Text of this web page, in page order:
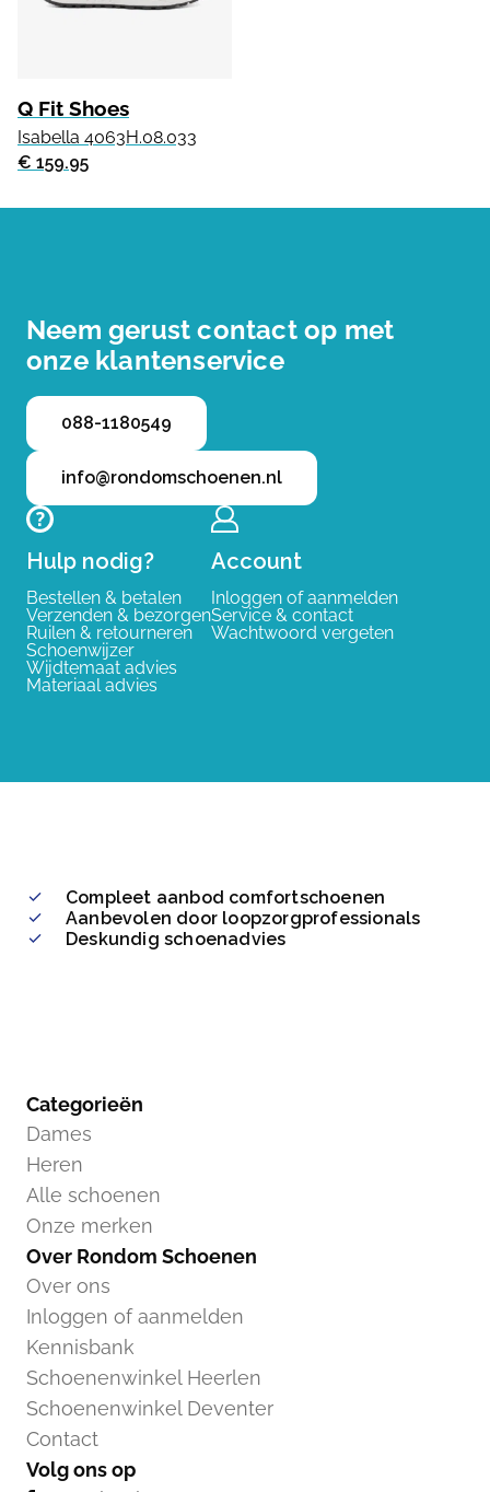
Q Fit Shoes
Isabella 4063H.08.033
€ 159.95
Neem gerust contact op met
onze klantenservice
088-1180549
info@rondomschoenen.nl
Hulp nodig?
Bestellen & betalen
Verzenden & bezorgen
Ruilen & retourneren
Schoenwijzer
Wijdtemaat advies
Materiaal advies
Account
Inloggen of aanmelden
Service & contact
Wachtwoord vergeten
Compleet aanbod comfortschoenen
Aanbevolen door loopzorgprofessionals
Deskundig schoenadvies
Categorieën
Dames
Heren
Alle schoenen
Onze merken
Over Rondom Schoenen
Over ons
Inloggen of aanmelden
Kennisbank
Schoenenwinkel Heerlen
Schoenenwinkel Deventer
Contact
Volg ons op